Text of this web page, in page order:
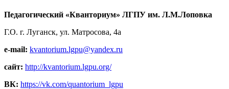
Педагогический «Кванториум» ЛГПУ им. Л.М.Лоповка
Г.О. г. Луганск, ул. Матросова, 4а
e-mail: kvantorium.lgpu@yandex.ru
сайт: http://kvantorium.lgpu.org/
ВК: https://vk.com/quantorium_lgpu